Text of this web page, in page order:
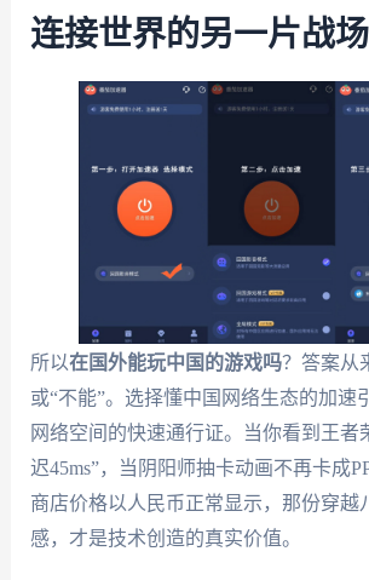
连接世界的另一片战场
所以在国外能玩中国的游戏吗？答案从
或“不能”。选择懂中国网络生态的加速
网络空间的快速通行证。当你看到王者
迟45ms”，当阴阳师抽卡动画不再卡成
商店价格以人民币正常显示，那份穿越
感，才是技术创造的真实价值。